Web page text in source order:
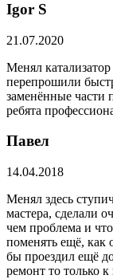
​Igor S
21.07.2020
Менял
перепрошили
заменённые части
ребята
Павел
14.04.2018
Менял здесь
мастера, сделали
чем проблема и
поменять ещё, как
бы проездил ещё
ремонт то только